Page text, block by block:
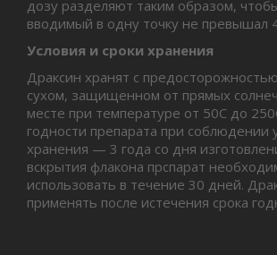
дозу разделяют таким образом,
вводимый в одну точку не превышал
Условия и сроки хранения
Драксин хранят с
сухом, защищенном от прямых
месте при температуре от 50С до
годности препарата при соблюдении
хранения — 3 года со дня
вскрытия флакона прспарат
использовать в течение 30 дней.
применять после истечения срока